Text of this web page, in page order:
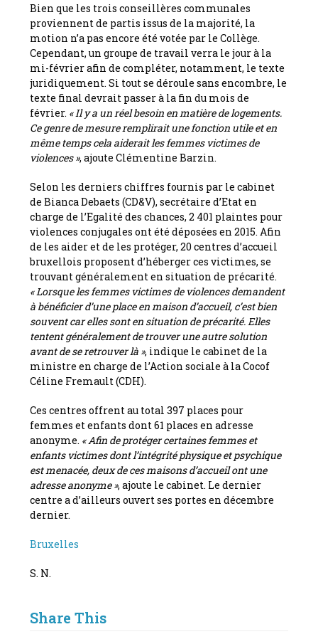
Bien que les trois conseillères communales
proviennent de partis issus de la majorité, la
motion n’a pas encore été votée par le Collège.
Cependant, un groupe de travail verra le jour à la
mi-février afin de compléter, notamment, le texte
juridiquement. Si tout se déroule sans encombre, le
texte final devrait passer à la fin du mois de
février. « Il y a un réel besoin en matière de logements.
Ce genre de mesure remplirait une fonction utile et en
même temps cela aiderait les femmes victimes de
violences », ajoute Clémentine Barzin.
Selon les derniers chiffres fournis par le cabinet
de Bianca Debaets (CD&V), secrétaire d’Etat en
charge de l’Egalité des chances, 2 401 plaintes pour
violences conjugales ont été déposées en 2015. Afin
de les aider et de les protéger, 20 centres d’accueil
bruxellois proposent d’héberger ces victimes, se
trouvant généralement en situation de précarité.
« Lorsque les femmes victimes de violences demandent
à bénéficier d’une place en maison d’accueil, c’est bien
souvent car elles sont en situation de précarité. Elles
tentent généralement de trouver une autre solution
avant de se retrouver là », indique le cabinet de la
ministre en charge de l’Action sociale à la Cocof
Céline Fremault (CDH).
Ces centres offrent au total 397 places pour
femmes et enfants dont 61 places en adresse
anonyme. « Afin de protéger certaines femmes et
enfants victimes dont l’intégrité physique et psychique
est menacée, deux de ces maisons d’accueil ont une
adresse anonyme », ajoute le cabinet. Le dernier
centre a d’ailleurs ouvert ses portes en décembre
dernier.
Bruxelles
S. N.
Share This